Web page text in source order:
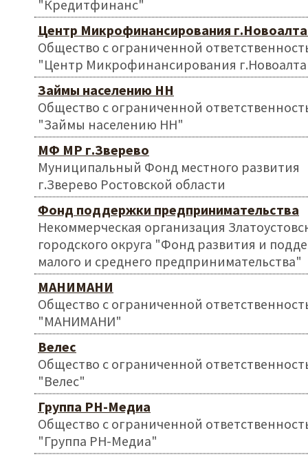
"Кредитфинанс"
Центр Микрофинансирования
Общество с ограниченной
"Центр Микрофинансирования
Займы населению НН
Общество с ограниченной
"Займы населению НН"
МФ МР г.Зверево
Муниципальный Фонд местного развития
г.Зверево Ростовской области
Фонд поддержки предпринимательства
Некоммерческая организация
городского округа "Фонд развития и
малого и среднего предпринимательства"
МАНИМАНИ
Общество с ограниченной
"МАНИМАНИ"
Велес
Общество с ограниченной
"Велес"
Группа РН-Медиа
Общество с ограниченной
"Группа РН-Медиа"